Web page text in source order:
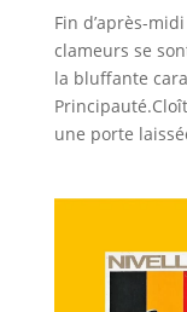
Fin d’après-
clameurs se
la bluffante
une porte